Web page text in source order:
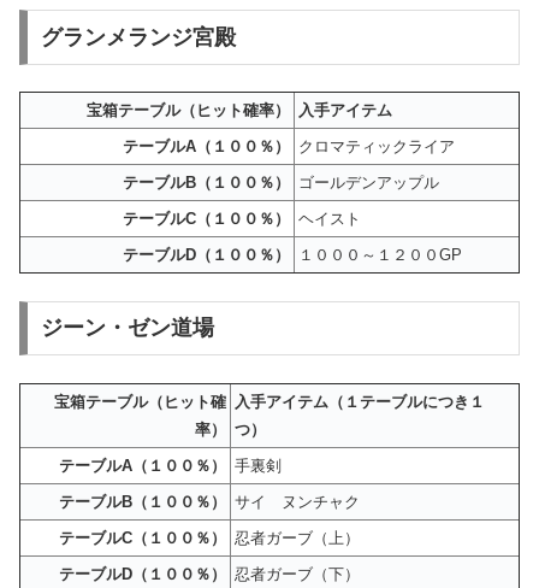
グランメランジ宮殿
宝箱テーブル（ヒット確率）
入手アイテム
テーブルA（１００％）
クロマティックライア
テーブルB（１００％）
ゴールデンアップル
テーブルC（１００％）
ヘイスト
テーブルD（１００％）
１０００～１２００GP
ジーン・ゼン道場
宝箱テーブル（ヒット確
率）
入手アイテム（１テーブルにつき１
つ）
テーブルA（１００％）
手裏剣
テーブルB（１００％）
サイ ヌンチャク
テーブルC（１００％）
忍者ガーブ（上）
テーブルD（１００％）
忍者ガーブ（下）